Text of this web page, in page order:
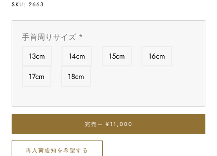
を
減
す
タ
コ
ブ
レ
ッ
増
す
タ
コ
ブ
レ
ッ
SKU: 2663
手首周りサイズ *
13cm 14cm 15cm
16cm
17cm
18cm
完売— ¥11,000
再入荷通知を希望する